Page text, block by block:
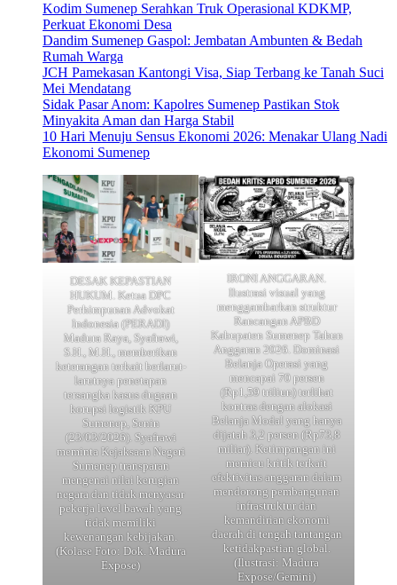
Kodim Sumenep Serahkan Truk Operasional KDKMP,
Perkuat Ekonomi Desa
Dandim Sumenep Gaspol: Jembatan Ambunten & Bedah
Rumah Warga
JCH Pamekasan Kantongi Visa, Siap Terbang ke Tanah Suci
Mei Mendatang
Sidak Pasar Anom: Kapolres Sumenep Pastikan Stok
Minyakita Aman dan Harga Stabil
10 Hari Menuju Sensus Ekonomi 2026: Menakar Ulang Nadi
Ekonomi Sumenep
DESAK KEPASTIAN
HUKUM. Ketua DPC
Perhimpunan Advokat
Indonesia (PERADI)
Madura Raya, Syafrawi,
S.H., M.H., memberikan
keterangan terkait berlarut-
larutnya penetapan
tersangka kasus dugaan
korupsi logistik KPU
Sumenep, Senin
(23/03/2026). Syafrawi
meminta Kejaksaan Negeri
Sumenep transparan
mengenai nilai kerugian
negara dan tidak menyasar
pekerja level bawah yang
tidak memiliki
kewenangan kebijakan.
(Kolase Foto: Dok. Madura
Expose)
IRONI ANGGARAN.
Ilustrasi visual yang
menggambarkan struktur
Rancangan APBD
Kabupaten Sumenep Tahun
Anggaran 2026. Dominasi
Belanja Operasi yang
mencapai 70 persen
(Rp1,59 triliun) terlihat
kontras dengan alokasi
Belanja Modal yang hanya
dijatah 3,2 persen (Rp73,8
miliar). Ketimpangan ini
memicu kritik terkait
efektivitas anggaran dalam
mendorong pembangunan
infrastruktur dan
kemandirian ekonomi
daerah di tengah tantangan
ketidakpastian global.
(Ilustrasi: Madura
Expose/Gemini)